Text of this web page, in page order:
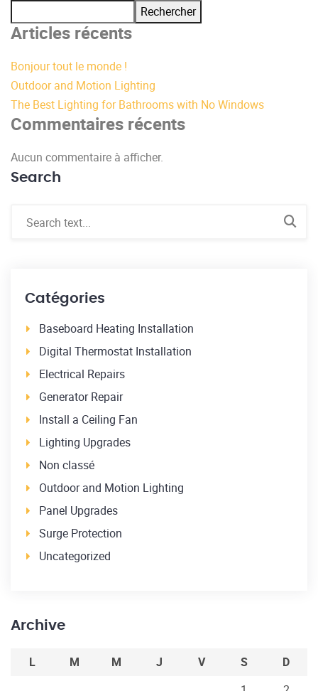
Rechercher
Articles récents
Bonjour tout le monde !
Outdoor and Motion Lighting
The Best Lighting for Bathrooms with No Windows
Commentaires récents
Aucun commentaire à afficher.
Search
Catégories
Baseboard Heating Installation
Digital Thermostat Installation
Electrical Repairs
Generator Repair
Install a Ceiling Fan
Lighting Upgrades
Non classé
Outdoor and Motion Lighting
Panel Upgrades
Surge Protection
Uncategorized
Archive
L M M J V S
D